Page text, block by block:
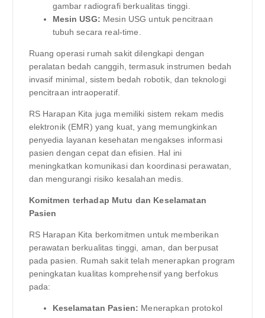
gambar radiografi berkualitas tinggi.
Mesin USG: Mesin USG untuk pencitraan
tubuh secara real-time.
Ruang operasi rumah sakit dilengkapi dengan
peralatan bedah canggih, termasuk instrumen bedah
invasif minimal, sistem bedah robotik, dan teknologi
pencitraan intraoperatif.
RS Harapan Kita juga memiliki sistem rekam medis
elektronik (EMR) yang kuat, yang memungkinkan
penyedia layanan kesehatan mengakses informasi
pasien dengan cepat dan efisien. Hal ini
meningkatkan komunikasi dan koordinasi perawatan,
dan mengurangi risiko kesalahan medis.
Komitmen terhadap Mutu dan Keselamatan
Pasien
RS Harapan Kita berkomitmen untuk memberikan
perawatan berkualitas tinggi, aman, dan berpusat
pada pasien. Rumah sakit telah menerapkan program
peningkatan kualitas komprehensif yang berfokus
pada:
Keselamatan Pasien: Menerapkan protokol